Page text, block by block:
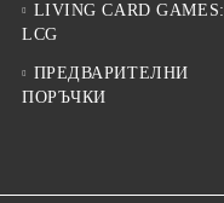
LIVING CARD GAMES:
LCG
ПРЕДВАРИТЕЛНИ
ПОРЪЧКИ